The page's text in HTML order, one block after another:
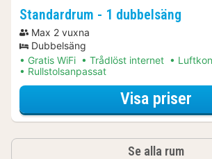
Standardrum - 1 dubbelsäng
Max 2 vuxna
Dubbelsäng
Gratis WiFi
Trådlöst internet
Rullstolsanpassat
Visa priserför
Se alla rum